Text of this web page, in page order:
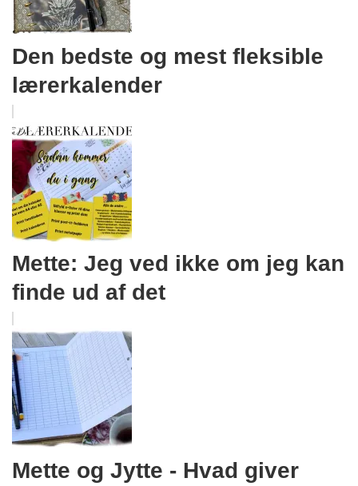
Den bedste og mest fleksible
lærerkalender
Mette: Jeg ved ikke om jeg kan
finde ud af det
Mette og Jytte - Hvad giver